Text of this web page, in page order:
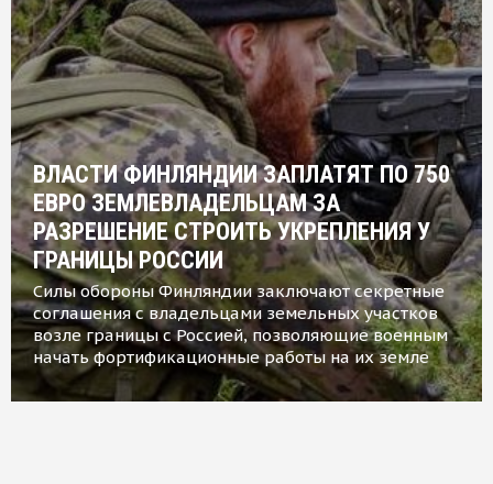
ВЛАСТИ ФИНЛЯНДИИ ЗАПЛАТЯТ ПО 750
ЕВРО ЗЕМЛЕВЛАДЕЛЬЦАМ ЗА
РАЗРЕШЕНИЕ СТРОИТЬ УКРЕПЛЕНИЯ У
ГРАНИЦЫ РОССИИ
Силы обороны Финляндии заключают секретные
соглашения с владельцами земельных участков
возле границы с Россией, позволяющие военным
начать фортификационные работы на их земле